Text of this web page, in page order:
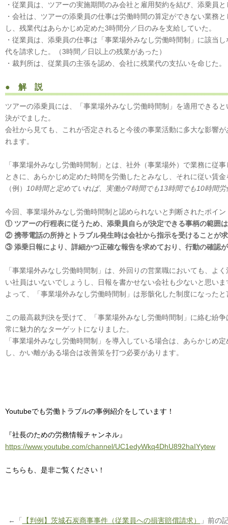
・従業員は、ツアーの実施期間のみ会社と雇用契約を結び、添乗員
・会社は、ツアーの添乗員の仕事は労働時間の算定ができない業務
し、残業代はあらかじめ定めた3時間分／日のみを支給していた。
・従業員は、添乗員の仕事は「事業場外みなし労働時間制」に該当
代を請求した。（3時間／日以上の残業があった）
・裁判所は、従業員の主張を認め、会社に残業代の支払いを命じた。
● 解 説
ツアーの添乗員には、「事業場外みなし労働時間制」を適用できる
決がでました。
会社から見ても、これが否定されると今後の事業活動に多大な影響
れます。
「事業場外みなし労働時間制」とは、社外（事業場外）で業務に従
ときに、あらかじめ定めた時間を労働したとみなし、それに従い賃
（例）
10時間と定めていれば、実働が7時間でも13時間でも10時間
今回、事業場外みなし労働時間制と認められないと判断されたポイ
① ツアーの行程表に従うため、添乗員自らが決定できる事柄の範囲
② 携帯電話の所持とトラブル発生時は会社から指示を受けることが
③ 添乗日報により、詳細かつ正確な報告を求めており、行動の確認
「事業場外みなし労働時間制」は、外回りの営業職においても、よ
い社員はいないでしょうし、日報を書かせない会社も少ないと思いま
よって、「事業場外みなし労働時間制」は形骸化した制度になった
この最高裁判決を受けて、「事業場外みなし労働時間制」に絡む紛
常に魅力的なターゲットになりました。
「事業場外みなし労働時間制」を導入している場合は、あらかじめ
し、かい離がある場合は改善策を打つ必要があります。
Youtubeでも労働トラブルの事例紹介をしています！
『社長のための労務情報チャンネル』
https://www.youtube.com/channel/UC1edyWkq4DhU892haIYytew
こちらも、是非ご覧ください！
←「 【判例】茨城石炭商事事件（従業員への損害賠償請求）
」前